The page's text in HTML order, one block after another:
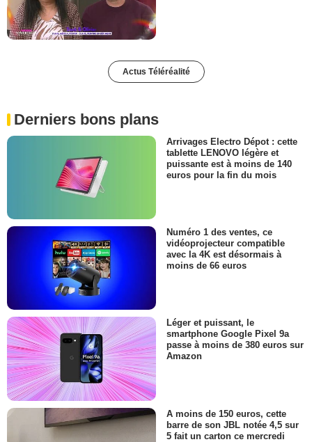
Actus Téléréalité
Derniers bons plans
Arrivages Electro Dépot : cette
tablette LENOVO légère et
puissante est à moins de 140
euros pour la fin du mois
Numéro 1 des ventes, ce
vidéoprojecteur compatible
avec la 4K est désormais à
moins de 66 euros
Léger et puissant, le
smartphone Google Pixel 9a
passe à moins de 380 euros sur
Amazon
A moins de 150 euros, cette
barre de son JBL notée 4,5 sur
5 fait un carton ce mercredi